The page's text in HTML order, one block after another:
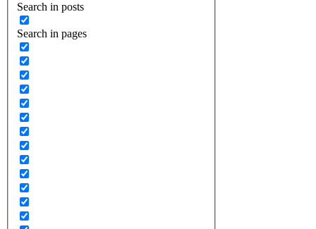
Search in posts
Search in pages